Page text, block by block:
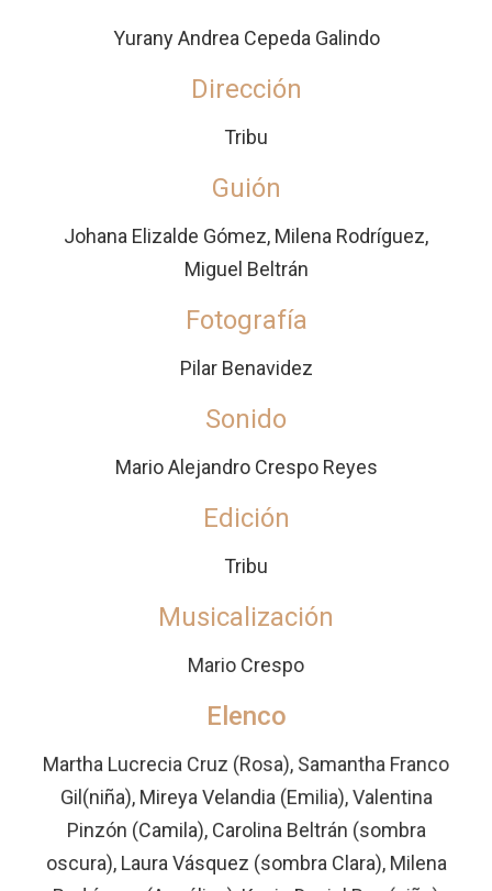
Yurany Andrea Cepeda Galindo
Dirección
Tribu
Guión
Johana Elizalde Gómez, Milena Rodríguez,
Miguel Beltrán
Fotografía
Pilar Benavidez
Sonido
Mario Alejandro Crespo Reyes
Edición
Tribu
Musicalización
Mario Crespo
Elenco
Martha Lucrecia Cruz (Rosa), Samantha Franco
Gil(niña), Mireya Velandia (Emilia), Valentina
Pinzón (Camila), Carolina Beltrán (sombra
oscura), Laura Vásquez (sombra Clara), Milena